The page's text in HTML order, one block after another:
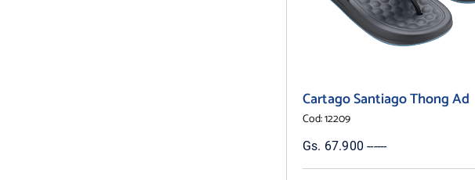
Cartago Santiago Thong Ad
Cod: 12209
Gs. 67.900 ------